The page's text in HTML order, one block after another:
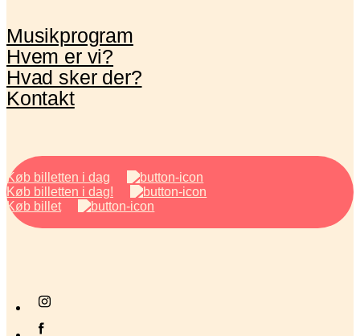
Musikprogram
Hvem er vi?
Hvad sker der?
Kontakt
Køb billetten i dag
Køb billetten i dag!
Køb billet